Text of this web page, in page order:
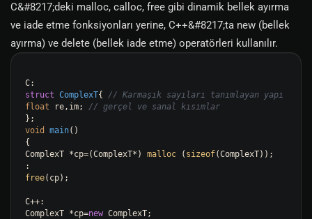
C&#8217;deki malloc, calloc, free gibi dinamik bellek ayırma
ve iade etme fonksiyonları yerine, C++&#8217;ta new (bellek
ayırma) ve delete (bellek iade etme) operatörleri kullanılır.
struct ComplexT{ // Karmaşık sayıları tanımlayan yapı
float re,im; // gerçel ve sanal kısımlar
void
main()
{
ComplexT *cp=(ComplexT*) malloc ( sizeof(ComplexT));
free(cp);
C++:
ComplexT *cp=new ComplexT;